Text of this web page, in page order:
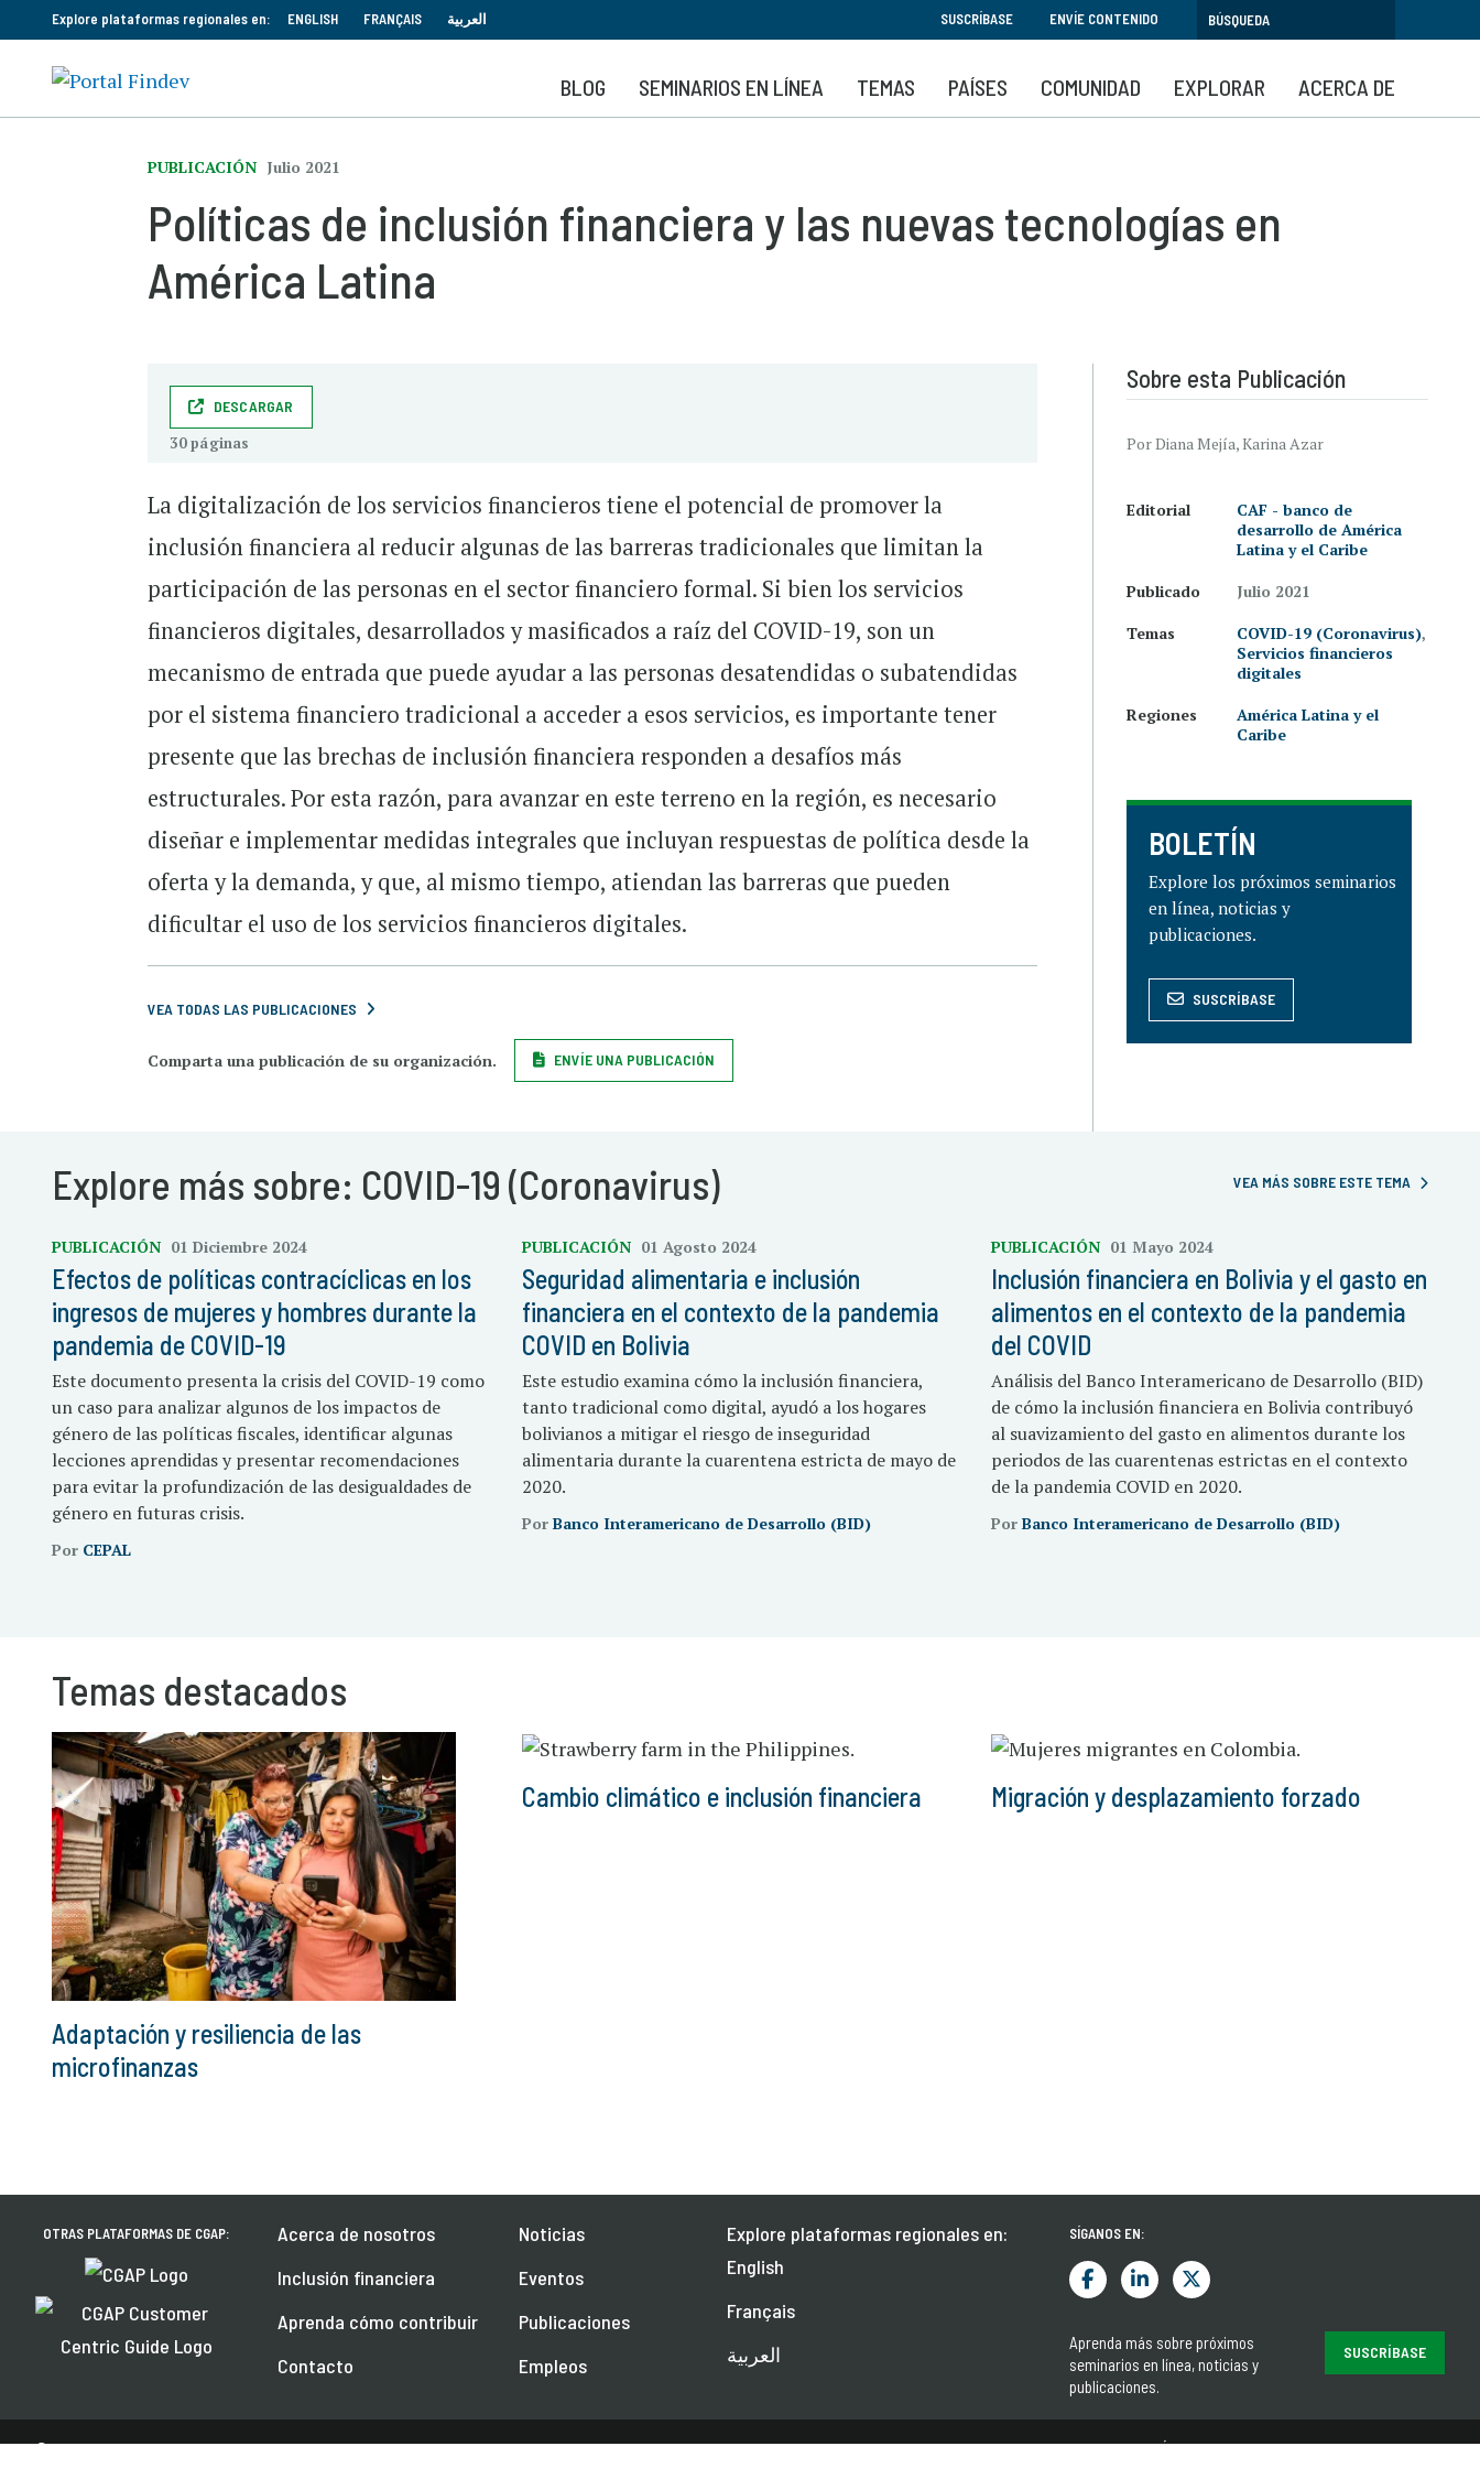
al
contenido
principal
Explore plataformas regionales en: ENGLISH FRANÇAIS العربية SUSCRÍBASE ENVÍE CONTENIDO
BLOG SEMINARIOS EN LÍNEA TEMAS PAÍSES COMUNIDAD EXPLORAR ACERCA DE
PUBLICACIÓN Julio 2021
Políticas de inclusión financiera y las nuevas tecnologías en
América Latina
DESCARGAR
30 páginas
La digitalización de los servicios financieros tiene el potencial de promover la
inclusión financiera al reducir algunas de las barreras tradicionales que limitan la
participación de las personas en el sector financiero formal. Si bien los servicios
financieros digitales, desarrollados y masificados a raíz del COVID-19, son un
mecanismo de entrada que puede ayudar a las personas desatendidas o subatendidas
por el sistema financiero tradicional a acceder a esos servicios, es importante tener
presente que las brechas de inclusión financiera responden a desafíos más
estructurales. Por esta razón, para avanzar en este terreno en la región, es necesario
diseñar e implementar medidas integrales que incluyan respuestas de política desde la
oferta y la demanda, y que, al mismo tiempo, atiendan las barreras que pueden
dificultar el uso de los servicios financieros digitales.
VEA TODAS LAS PUBLICACIONES
Comparta una publicación de su organización. ENVÍE UNA PUBLICACIÓN
Sobre esta Publicación
Por Diana Mejía, Karina Azar
Editorial
CAF - banco de
desarrollo de América
Latina y el Caribe
Publicado
Julio 2021
Temas
COVID-19 (Coronavirus),
Servicios financieros
digitales
Regiones
América Latina y el
Caribe
BOLETÍN
Explore los próximos seminarios
en línea, noticias y
publicaciones.
SUSCRÍBASE
Explore más sobre: COVID-19 (Coronavirus) VEA MÁS SOBRE ESTE TEMA
PUBLICACIÓN 01 Diciembre 2024
Efectos de políticas contracíclicas en los
ingresos de mujeres y hombres durante la
pandemia de COVID-19
Este documento presenta la crisis del COVID-19 como
un caso para analizar algunos de los impactos de
género de las políticas fiscales, identificar algunas
lecciones aprendidas y presentar recomendaciones
para evitar la profundización de las desigualdades de
género en futuras crisis.
Por CEPAL
PUBLICACIÓN 01 Agosto 2024
Seguridad alimentaria e inclusión
financiera en el contexto de la pandemia
COVID en Bolivia
Este estudio examina cómo la inclusión financiera,
tanto tradicional como digital, ayudó a los hogares
bolivianos a mitigar el riesgo de inseguridad
alimentaria durante la cuarentena estricta de mayo de
2020.
Por Banco Interamericano de Desarrollo (BID)
PUBLICACIÓN 01 Mayo 2024
Inclusión financiera en Bolivia y el gasto en
alimentos en el contexto de la pandemia
del COVID
Análisis del Banco Interamericano de Desarrollo (BID)
de cómo la inclusión financiera en Bolivia contribuyó
al suavizamiento del gasto en alimentos durante los
periodos de las cuarentenas estrictas en el contexto
de la pandemia COVID en 2020.
PorBanco Interamericano de Desarrollo (BID)
Temas destacados
Adaptación y resiliencia de las
microfinanzas
Cambio climático e inclusión financiera Migración y desplazamiento forzado
OTRAS PLATAFORMAS DE CGAP:
Acerca de nosotros
Inclusión financiera
Aprenda cómo contribuir
Contacto
Noticias
Eventos
Publicaciones
Empleos
Explore plataformas regionales en:
English
Français
العربية
SÍGANOS EN:
Aprenda más sobre próximos
seminarios en línea, noticias y
publicaciones.
SUSCRÍBASE
© 2026 CGAP. TODOS LOS DERECHOS RESERVADOS. TÉRMINOS Y CONDICIONES PRIVACIDAD